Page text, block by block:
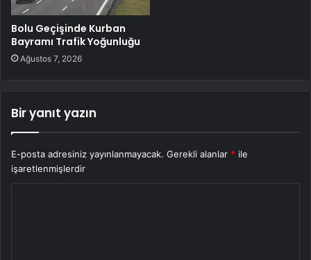
Bolu Geçişinde Kurban
Bayramı Trafik Yoğunluğu
Ağustos 7, 2026
Bir yanıt yazın
E-posta adresiniz yayınlanmayacak. Gerekli alanlar * ile
işaretlenmişlerdir